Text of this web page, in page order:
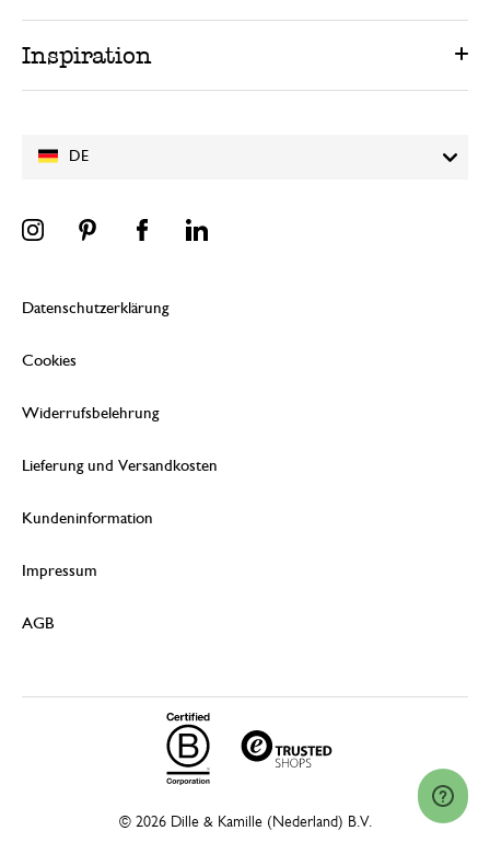
DE
Inspiration
Datenschutzerklärung
Cookies
Widerrufsbelehrung
Lieferung und Versandkosten
Kundeninformation
Impressum
AGB
© 2026 Dille & Kamille (Nederland) B.V.